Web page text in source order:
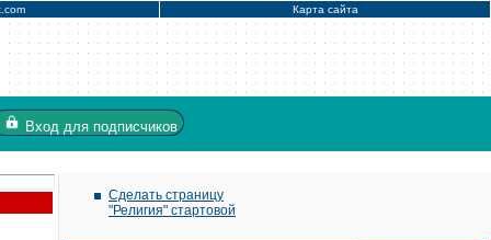
Карта сайта
Вход для подписчиков
Сделать страницу
"Религия" стартовой